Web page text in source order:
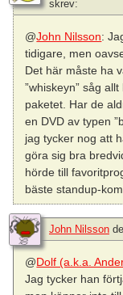
skrev:
@John Nilsson:
tidigare, men
Det här måste ha
”whiskeyn” såg
paketet. Har de
en DVD av typen
jag tycker nog att
göra sig bra
hörde till
bäste standup-
John Nilsson
@Dolf (a.k.a.
Jag tycker han